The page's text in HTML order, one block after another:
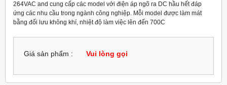
264VAC and cung cấp các model với điện áp ngõ ra DC hầu hết đáp
ứng các nhu cầu trong ngành công nghiệp. Mỗi model được làm mát
bằng đối lưu không khí, nhiệt độ làm việc lên đến 700C
Giá sản phẩm : Vui lòng gọi